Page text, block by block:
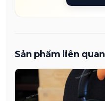
Sản phẩm liên quan